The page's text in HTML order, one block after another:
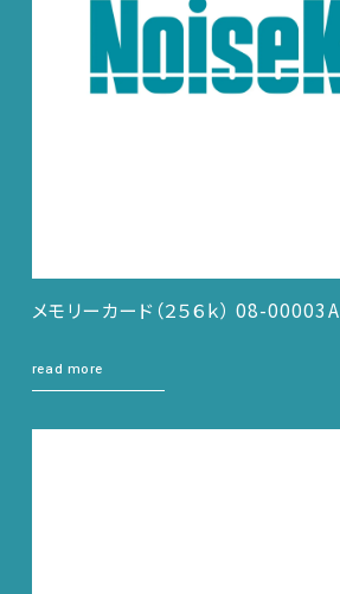
メモリーカード（２５６ｋ） 08-00003A
read more